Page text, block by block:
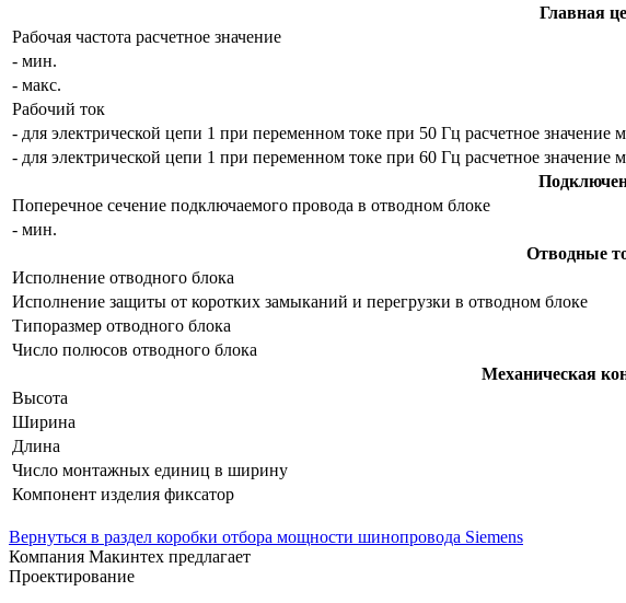
Главная
Рабочая частота расчетное значение
- мин.
- макс.
Рабочий ток
- для электрической цепи 1 при переменном токе при 50 Гц расчетное значение
- для электрической цепи 1 при переменном токе при 60 Гц расчетное значение
Поперечное сечение подключаемого провода в отводном блоке
- мин.
Отводные
Исполнение отводного блока
Исполнение защиты от коротких замыканий и перегрузки в отводном блоке
Типоразмер отводного блока
Число полюсов отводного блока
Механическая
Высота
Ширина
Длина
Число монтажных единиц в ширину
Компонент изделия фиксатор
Вернуться в раздел коробки отбора мощности шинопровода Siemens
Компания Макинтех предлагает
Проектирование